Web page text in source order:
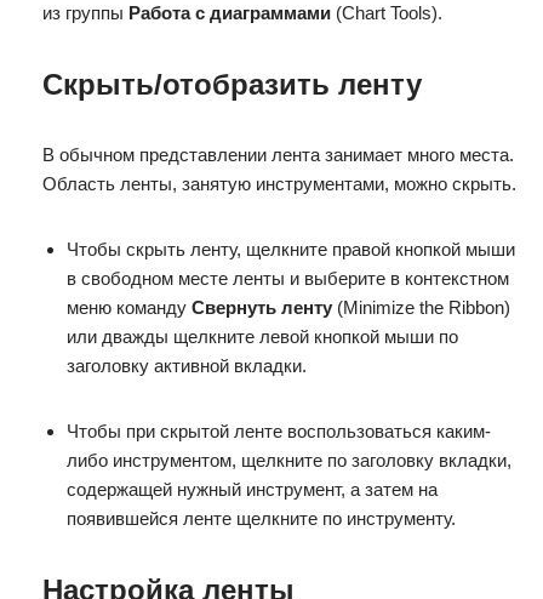
из группы Работа с диаграммами (Chart Tools).
Скрыть/отобразить ленту
В обычном представлении лента занимает много места.
Область ленты, занятую инструментами, можно скрыть.
Чтобы скрыть ленту, щелкните правой кнопкой мыши
в ​​свободном месте ленты и выберите в контекстном
меню команду Свернуть ленту (Minimize the Ribbon)
или дважды щелкните левой кнопкой мыши по
заголовку активной вкладки.
Чтобы при скрытой ленте воспользоваться каким-
либо инструментом, щелкните по заголовку вкладки,
содержащей нужный инструмент, а затем на
появившейся ленте щелкните по инструменту.
Настройка ленты